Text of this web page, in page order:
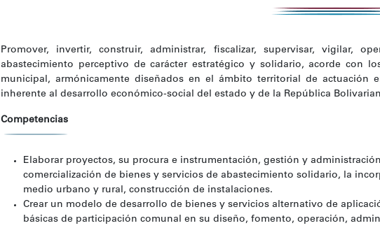
Promover, invertir, construir, administrar, fiscalizar, supervisar, vigilar,
abastecimiento perceptivo de carácter estratégico y solidario, acorde con
municipal, armónicamente diseñados en el ámbito territorial de
inherente al desarrollo económico-social del estado y de la República
Competencias
Elaborar proyectos, su procura e instrumentación, gestión y
comercialización de bienes y servicios de abastecimiento solidario, la
medio urbano y rural, construcción de instalaciones.
Crear un modelo de desarrollo de bienes y servicios alternativo de
básicas de participación comunal en su diseño, fomento, operación,